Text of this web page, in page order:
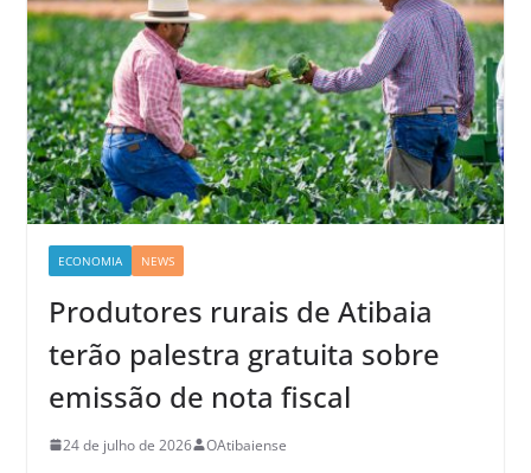
ECONOMIA NEWS
Produtores rurais de Atibaia
terão palestra gratuita sobre
emissão de nota fiscal
24 de julho de 2026 OAtibaiense